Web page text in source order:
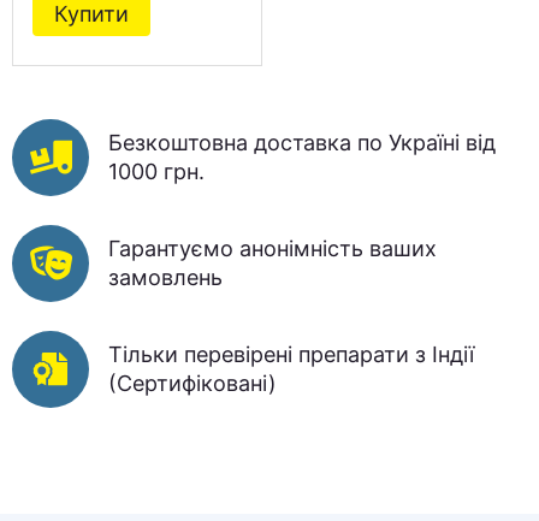
Купити
Безкоштовна доставка по Україні від
1000 грн.
Гарантуємо анонімність ваших
замовлень
Тільки перевірені препарати з Індії
(Сертифіковані)